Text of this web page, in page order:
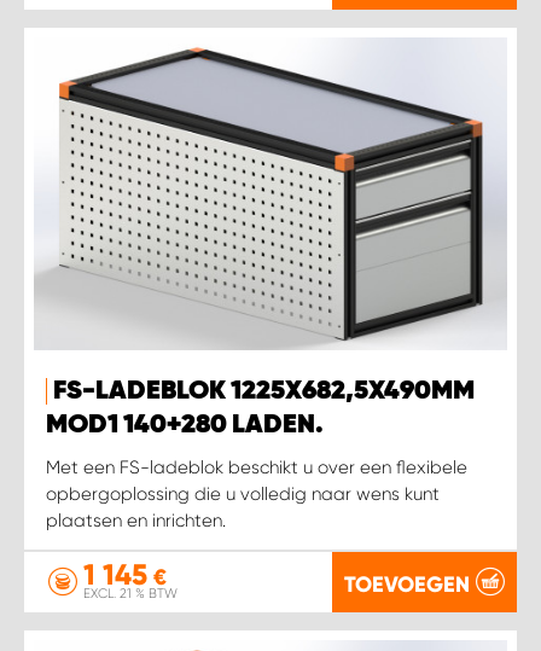
FS-LADEBLOK 1225X682,5X490MM
MOD1 140+280 LADEN.
Met een FS-ladeblok beschikt u over een flexibele
opbergoplossing die u volledig naar wens kunt
plaatsen en inrichten.
1 145 €
EXCL. 21 % BTW TOEVOEGEN